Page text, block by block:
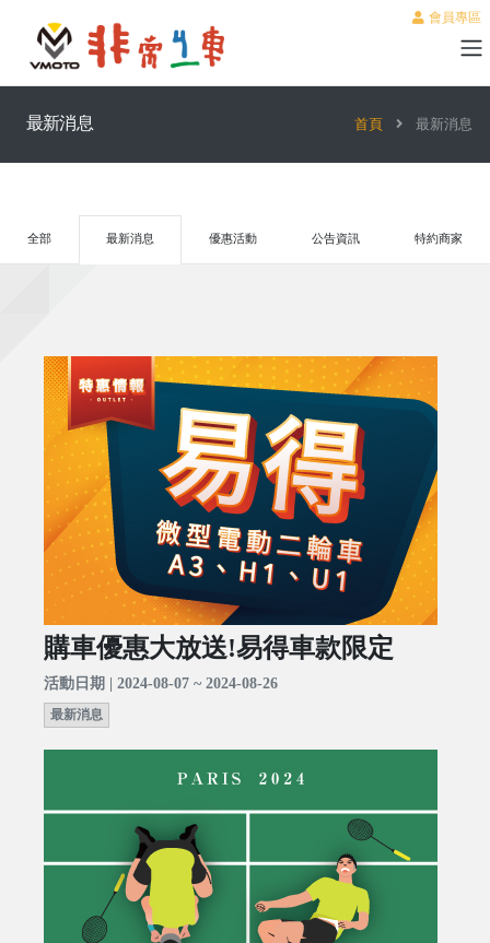
會員專區
最新消息 首頁 最新消息
全部 最新消息 優惠活動 公告資訊 特約商家
購車優惠大放送!易得車款限定
活動日期 | 2024-08-07 ~ 2024-08-26
最新消息